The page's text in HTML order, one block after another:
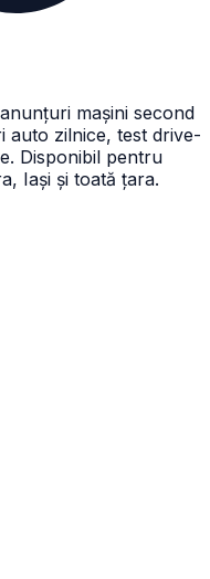
mașini second
auto zilnice, test drive-
Disponibil pentru
Iași și toată țara.